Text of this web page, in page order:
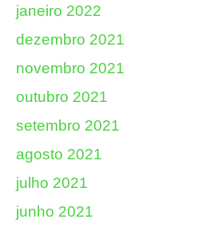
janeiro 2022
dezembro 2021
novembro 2021
outubro 2021
setembro 2021
agosto 2021
julho 2021
junho 2021